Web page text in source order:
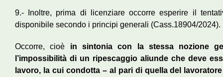
9.- Inoltre, prima di licenziare occorre esperire il
disponibile secondo i principi generali (Cass.18904/2024).
Occorre, cioè in sintonia con la stessa nozione
l’impossibilità di un ripescaggio aliunde che deve
lavoro, la cui condotta – al pari di quella del